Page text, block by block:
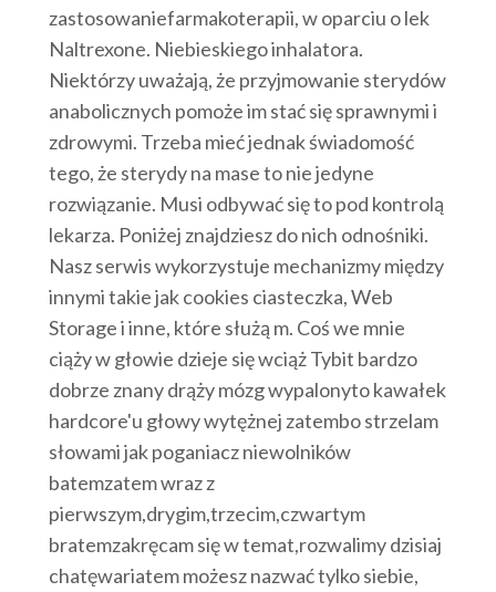
zastosowaniefarmakoterapii, w oparciu o lek
Naltrexone. Niebieskiego inhalatora.
Niektórzy uważają, że przyjmowanie sterydów
anabolicznych pomoże im stać się sprawnymi i
zdrowymi. Trzeba mieć jednak świadomość
tego, że sterydy na mase to nie jedyne
rozwiązanie. Musi odbywać się to pod kontrolą
lekarza. Poniżej znajdziesz do nich odnośniki.
Nasz serwis wykorzystuje mechanizmy między
innymi takie jak cookies ciasteczka, Web
Storage i inne, które służą m. Coś we mnie
ciąży w głowie dzieje się wciąż Tybit bardzo
dobrze znany drąży mózg wypalonyto kawałek
hardcore'u głowy wytężnej zatembo strzelam
słowami jak poganiacz niewolników
batemzatem wraz z
pierwszym,drygim,trzecim,czwartym
bratemzakręcam się w temat,rozwalimy dzisiaj
chatęwariatem możesz nazwać tylko siebie,